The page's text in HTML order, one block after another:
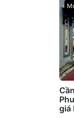
giá